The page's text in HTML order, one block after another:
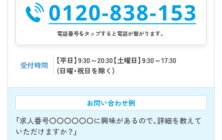
電話番号をタップすると電話が繋がります。
受付時間
【平日】9:30～20:30【土曜日】9:30～17:30
（日曜・祝日を除く）
お問い合わせ例
「求人番号〇〇〇〇〇〇に興味があるので、詳細を教えて
いただけますか？」